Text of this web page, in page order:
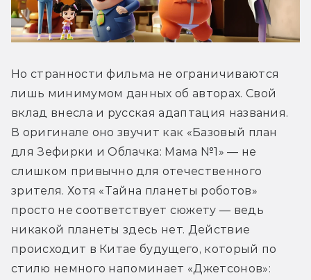
Но странности фильма не ограничиваются
лишь минимумом данных об авторах. Свой
вклад внесла и русская адаптация названия.
В оригинале оно звучит как «Базовый план
для Зефирки и Облачка: Мама №1» — не
слишком привычно для отечественного
зрителя. Хотя «Тайна планеты роботов»
просто не соответствует сюжету — ведь
никакой планеты здесь нет. Действие
происходит в Китае будущего, который по
стилю немного напоминает «Джетсонов»: